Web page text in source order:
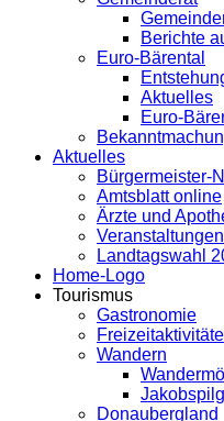
Berichte
Euro-Bärental
Aktuelles
Euro-
Aktuelles
Bürgermeister-
Amtsblatt online
Ärzte und
Veranstaltungen
Landtagswahl
Home-Logo
Tourismus
Gastronomie
Wandern
Donaubergland